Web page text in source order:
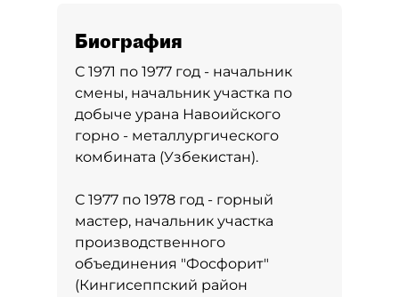
Биография
С 1971 по 1977 год - начальник
смены, начальник участка по
добыче урана Навоийского
горно - металлургического
комбината (Узбекистан).
С 1977 по 1978 год - горный
мастер, начальник участка
производственного
объединения "Фосфорит"
(Кингисеппский район